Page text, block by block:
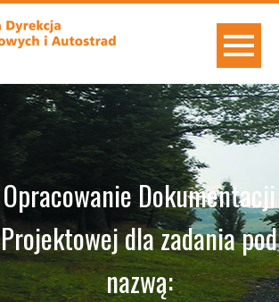
Opracowanie Dokumentacji
Projektowej dla zadania pod
nazwą: